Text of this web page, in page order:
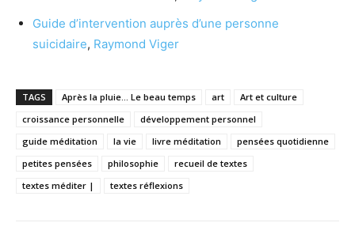
Guide d’intervention auprès d’une personne
suicidaire, Raymond Viger
TAGS Après la pluie... Le beau temps art
Art et culture
croissance personnelle
développement personnel
guide méditation
la vie livre méditation
pensées quotidienne
petites pensées
philosophie
recueil de textes
textes méditer |
textes réflexions